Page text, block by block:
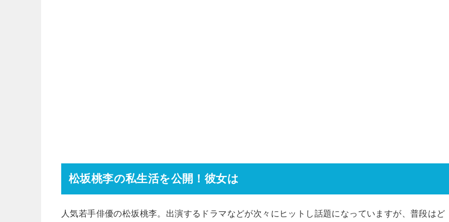
松坂桃李の私生活を公開！彼女は
人気若手俳優の松坂桃李。出演するドラマなどが次々にヒットし話題になっていますが、普段はど